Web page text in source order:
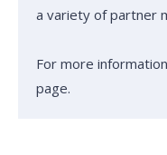
a variety of partner
For more
page.